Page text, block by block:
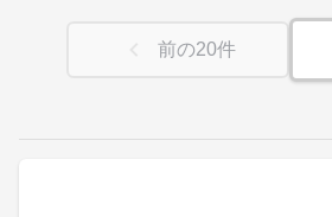
前の20件